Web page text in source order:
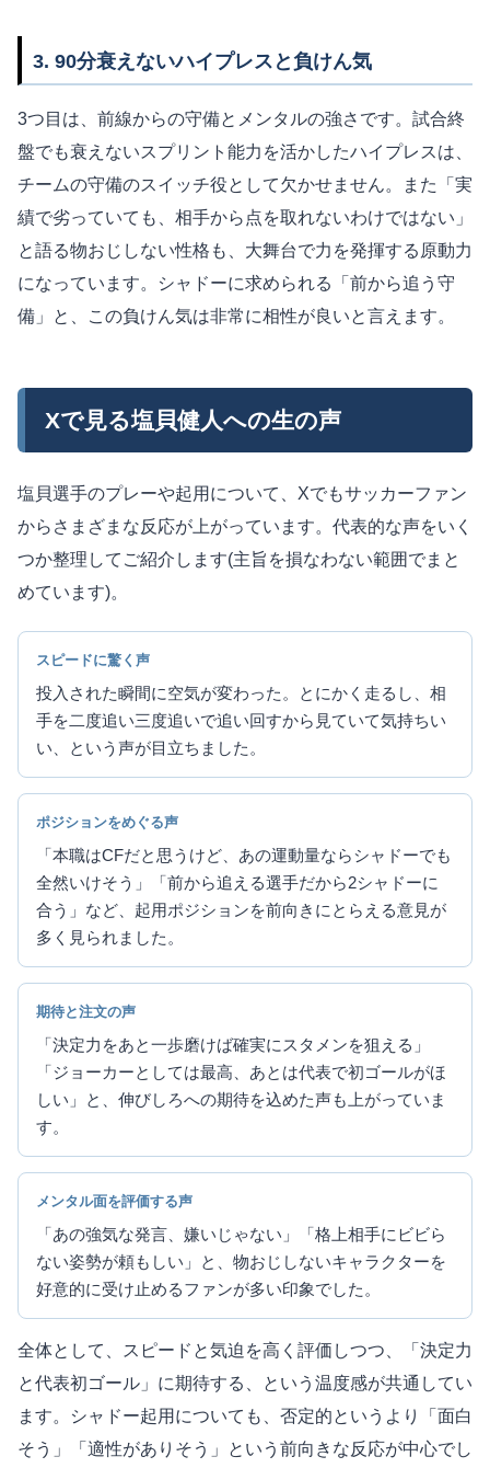
3. 90分衰えないハイプレスと負けん気
3つ目は、前線からの守備とメンタルの強さです。試合終
盤でも衰えないスプリント能力を活かしたハイプレスは、
チームの守備のスイッチ役として欠かせません。また「実
績で劣っていても、相手から点を取れないわけではない」
と語る物おじしない性格も、大舞台で力を発揮する原動力
になっています。シャドーに求められる「前から追う守
備」と、この負けん気は非常に相性が良いと言えます。
Xで見る塩貝健人への生の声
塩貝選手のプレーや起用について、Xでもサッカーファン
からさまざまな反応が上がっています。代表的な声をいく
つか整理してご紹介します(主旨を損なわない範囲でまと
めています)。
スピードに驚く声
投入された瞬間に空気が変わった。とにかく走るし、相
手を二度追い三度追いで追い回すから見ていて気持ちい
い、という声が目立ちました。
ポジションをめぐる声
「本職はCFだと思うけど、あの運動量ならシャドーでも
全然いけそう」「前から追える選手だから2シャドーに
合う」など、起用ポジションを前向きにとらえる意見が
多く見られました。
期待と注文の声
「決定力をあと一歩磨けば確実にスタメンを狙える」
「ジョーカーとしては最高、あとは代表で初ゴールがほ
しい」と、伸びしろへの期待を込めた声も上がっていま
す。
メンタル面を評価する声
「あの強気な発言、嫌いじゃない」「格上相手にビビら
ない姿勢が頼もしい」と、物おじしないキャラクターを
好意的に受け止めるファンが多い印象でした。
全体として、スピードと気迫を高く評価しつつ、「決定力
と代表初ゴール」に期待する、という温度感が共通してい
ます。シャドー起用についても、否定的というより「面白
そう」「適性がありそう」という前向きな反応が中心でし